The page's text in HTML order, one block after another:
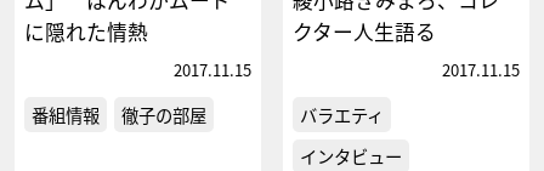
に隠れた情熱
2017.11.15
番組情報 徹子の部屋
クター人生語る
2017.11.15
バラエティ
インタビュー